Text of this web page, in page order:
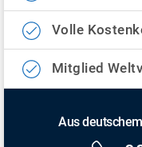
Volle
Mitglied
Aus